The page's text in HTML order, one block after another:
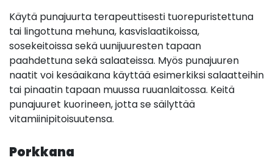
Käytä punajuurta terapeuttisesti tuorepuristettuna
tai lingottuna mehuna, kasvislaatikoissa,
sosekeitoissa sekä uunijuuresten tapaan
paahdettuna sekä salaateissa. Myös punajuuren
naatit voi kesäaikana käyttää esimerkiksi salaatteihin
tai pinaatin tapaan muussa ruuanlaitossa. Keitä
punajuuret kuorineen, jotta se säilyttää
vitamiinipitoisuutensa.
Porkkana